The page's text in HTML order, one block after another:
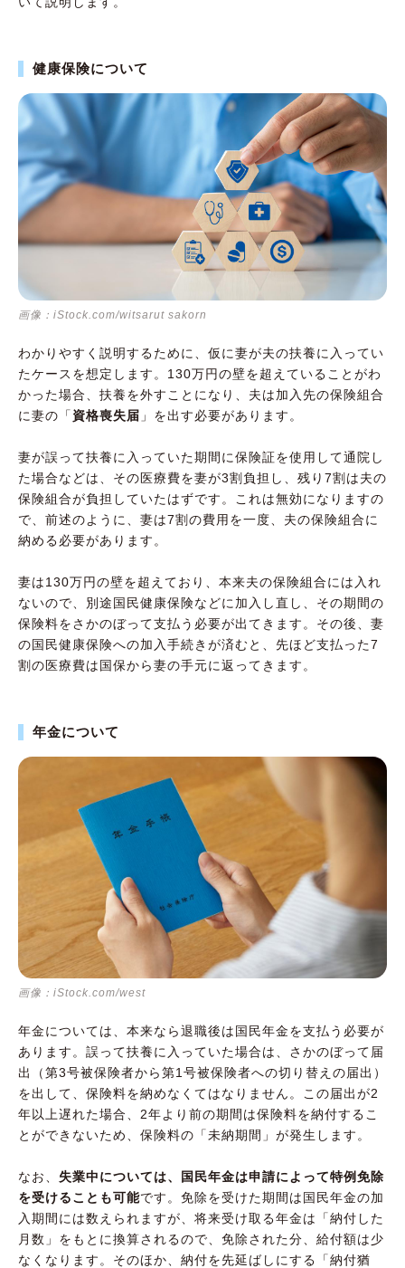
健康保険について
画像：iStock.com/witsarut sakorn
わかりやすく説明するために、仮に妻が夫の扶養に入ってい
たケースを想定します。130万円の壁を超えていることがわ
かった場合、扶養を外すことになり、夫は加入先の保険組合
に妻の「 資格喪失届 」を出す必要があります。
妻が誤って扶養に入っていた期間に保険証を使用して通院し
た場合などは、その医療費を妻が3割負担し、残り7割は夫の
保険組合が負担していたはずです。これは無効になりますの
で、前述のように、妻は7割の費用を一度、夫の保険組合に
納める必要があります。
妻は130万円の壁を超えており、本来夫の保険組合には入れ
ないので、別途国民健康保険などに加入し直し、その期間の
保険料をさかのぼって支払う必要が出てきます。その後、妻
の国民健康保険への加入手続きが済むと、先ほど支払った7
割の医療費は国保から妻の手元に返ってきます。
年金について
画像：iStock.com/west
年金については、本来なら退職後は国民年金を支払う必要が
あります。誤って扶養に入っていた場合は、さかのぼって届
出（第3号被保険者から第1号被保険者への切り替えの届出）
を出して、保険料を納めなくてはなりません。この届出が2
年以上遅れた場合、2年より前の期間は保険料を納付するこ
とができないため、保険料の「未納期間」が発生します。
なお、 失業中については、国民年金は申請によって特例免除
を受けることも可能です。免除を受けた期間は国民年金の加
入期間には数えられますが、将来受け取る年金は「納付した
月数」をもとに換算されるので、免除された分、給付額は少
なくなります。そのほか、納付を先延ばしにする「納付猶